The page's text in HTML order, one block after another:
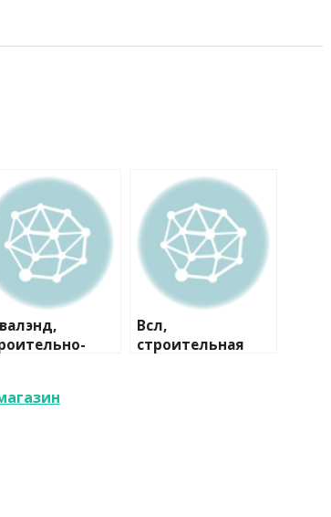
Всл,
строительная